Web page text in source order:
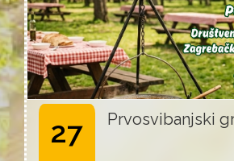
27 Prvosvibanjski